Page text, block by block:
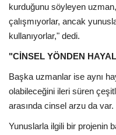
kurduğunu söyleyen
çalışmıyorlar, ancak
kullanıyorlar," dedi.
"CİNSEL YÖNDEN
Başka uzmanlar ise aynı
olabileceğini ileri süren
arasında cinsel arzu da var.
Yunuslarla ilgili bir projenin